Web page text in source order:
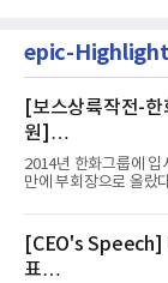
epic-
[보스상륙작전-
원]
입사 12년 만에
2014년 한화그룹에 입
만에 부회장으로 올랐
[CEO's Speech]
표